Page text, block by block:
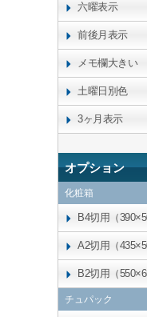
六曜表示
前後月表示
メモ欄大きい
土曜日別色
3ヶ月表示
オプション
化粧箱
B4切用（
A2切用（
B2切用（
チュパック